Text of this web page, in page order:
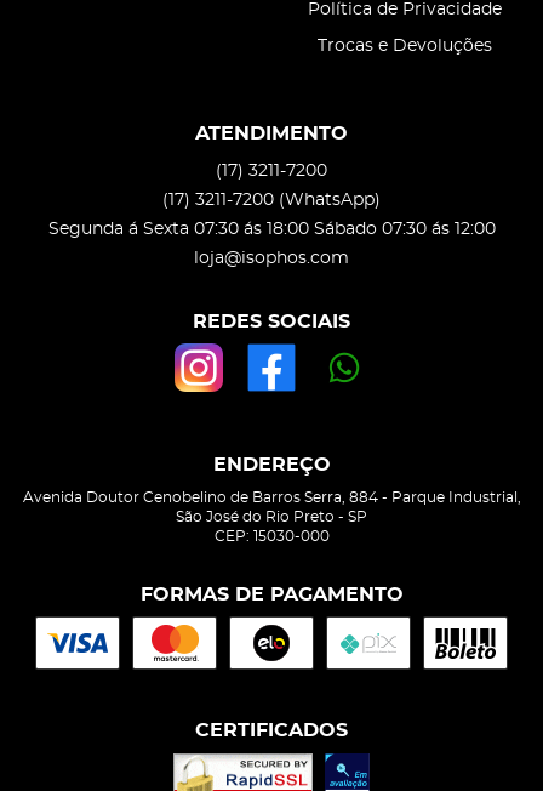
Política de Privacidade
Trocas e Devoluções
ATENDIMENTO
(17) 3211-7200
(17) 3211-7200 (WhatsApp)
Segunda á Sexta 07:30 ás 18:00 Sábado 07:30 ás 12:00
loja@isophos.com
REDES SOCIAIS
ENDEREÇO
Avenida Doutor Cenobelino de Barros Serra, 884- Parque Industrial,
São José do Rio Preto - SP
CEP: 15030-000
FORMAS DE PAGAMENTO
CERTIFICADOS